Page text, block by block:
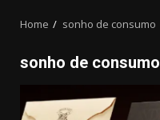
Home sonho de consumo
sonho de consumo